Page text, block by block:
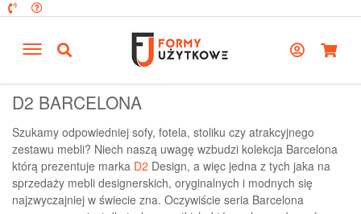
D2 BARCELONA
Szukamy odpowiedniej sofy, fotela, stoliku czy atrakcyjnego
zestawu mebli? Niech naszą uwagę wzbudzi kolekcja Barcelona
którą prezentuje marka D2 Design, a więc jedna z tych jaka na
sprzedaży mebli designerskich, oryginalnych i modnych się
najzwyczajniej w świecie zna. Oczywiście seria Barcelona